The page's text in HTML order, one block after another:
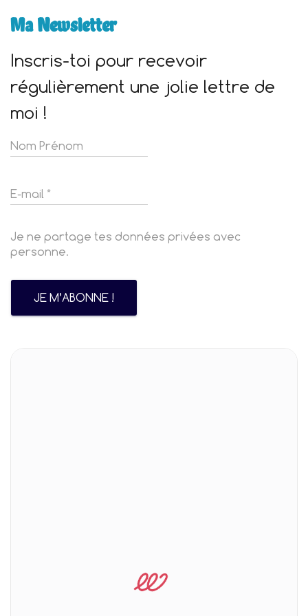
Ma Newsletter
Inscris-toi pour recevoir
régulièrement une jolie lettre de
moi !
Je ne partage tes données privées avec
personne.